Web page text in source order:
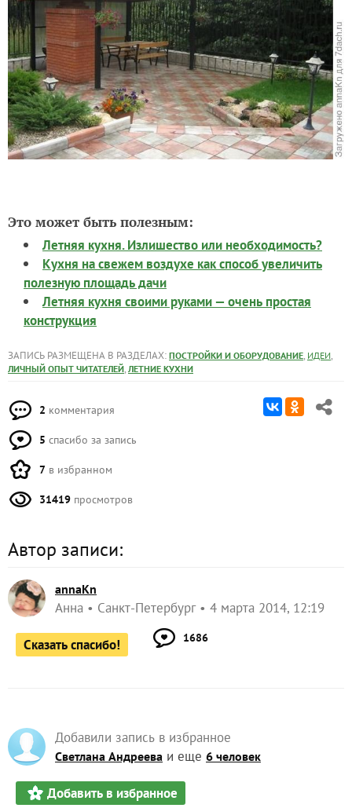
Это может быть полезным:
Летняя кухня. Излишество или необходимость?
Кухня на свежем воздухе как способ увеличить
полезную площадь дачи
Летняя кухня своими руками — очень простая
конструкция
ЗАПИСЬ РАЗМЕЩЕНА В РАЗДЕЛАХ: ПОСТРОЙКИ И ОБОРУДОВАНИЕ, ИДЕИ,
ЛИЧНЫЙ ОПЫТ ЧИТАТЕЛЕЙ, ЛЕТНИЕ КУХНИ
2 комментария
5 спасибо за запись
7 в избранном
31419 просмотров
Автор записи:
annaKn
Анна Санкт-Петербург 4 марта 2014, 12:19
Сказать спасибо! 1686
Добавили запись в избранное
Светлана Андреева и еще 6 человек
Добавить в избранное